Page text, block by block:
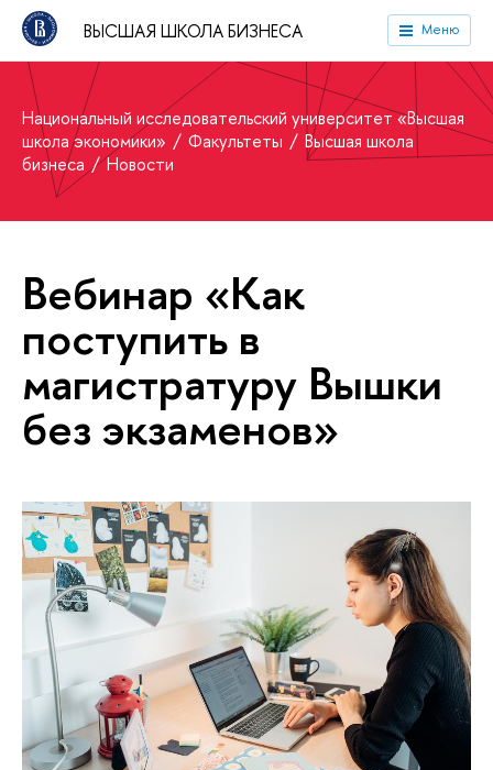
ВЫСШАЯ ШКОЛА БИЗНЕСА Меню
Национальный исследовательский университет «Высшая
школа экономики»
Факультеты
Высшая школа
бизнеса
Новости
Вебинар «Как
поступить в
магистратуру Вышки
без экзаменов»